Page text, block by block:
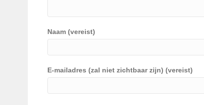
Naam (vereist)
E-mailadres (zal niet zichtbaar zijn) (vereist)